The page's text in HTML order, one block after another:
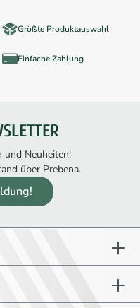
Größte Produktauswahl
Einfache Zahlung
und Neuheiten!
über Prebena.